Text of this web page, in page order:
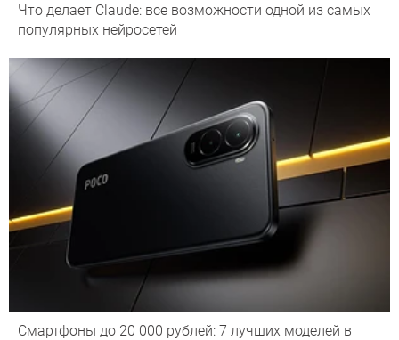
Что делает Сlaude: все возможности одной из самых
популярных нейросетей
Смартфоны до 20 000 рублей: 7 лучших моделей в